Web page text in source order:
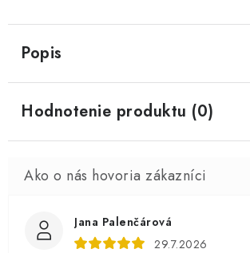
Popis
Hodnotenie produktu (0)
Jana Palenčárová
29.7.2026